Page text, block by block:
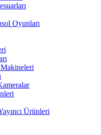
Oyunları
Ürünleri